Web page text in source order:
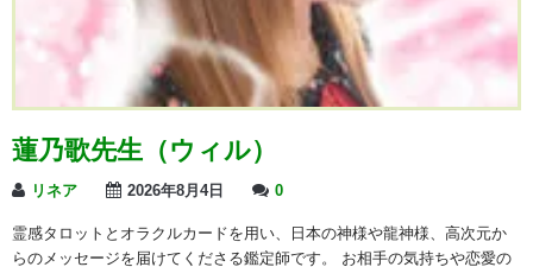
蓮乃歌先生（ウィル）
リネア 2026年8月4日 0
霊感タロットとオラクルカードを用い、日本の神様や龍神様、高次元か
らのメッセージを届けてくださる鑑定師です。 お相手の気持ちや恋愛の